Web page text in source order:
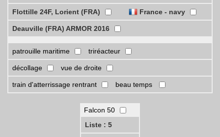
Flottille 24F, Lorient (FRA) France - navy
Deauville (FRA) ARMOR 2016
patrouille maritime triréacteur
décollage vue de droite
train d'atterrissage rentrant beau temps
Falcon 50
Liste : 5